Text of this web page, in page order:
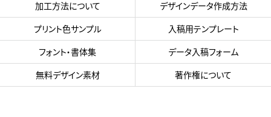
加工方法について
デザインデータ作成方法
プリント色サンプル
入稿用テンプレート
フォント・書体集
データ入稿フォーム
無料デザイン素材
著作権について